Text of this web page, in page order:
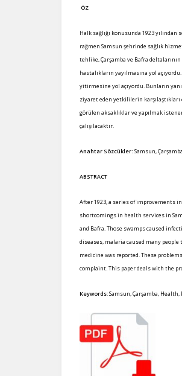
ÖZ
Halk sağlığı konusunda 1923
rağmen Samsun şehrinde sağlık
tehlike, Çarşamba ve Bafra
hastalıkların yayılmasına yol
yitirmesine yol açıyordu. Bunların
ziyaret eden yetkililerin
görülen aksaklıklar ve yapılmak
çalışılacaktır.
Anahtar Sözcükler: Samsun,
ABSTRACT
After 1923, a series of improvements
shortcomings in health services in
and Bafra. Those swamps caused
diseases, malaria caused many
medicine was reported. These
complaint. This paper deals with the
Keywords: Samsun, Çarşamba,